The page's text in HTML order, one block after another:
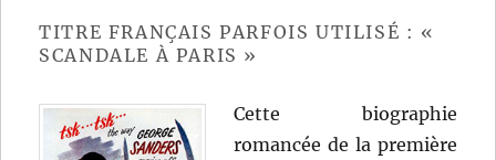
Lewin
TITRE FRANÇAIS PARFOIS UTILISÉ : «
SCANDALE À PARIS »
Cette biographie
romancée de la première